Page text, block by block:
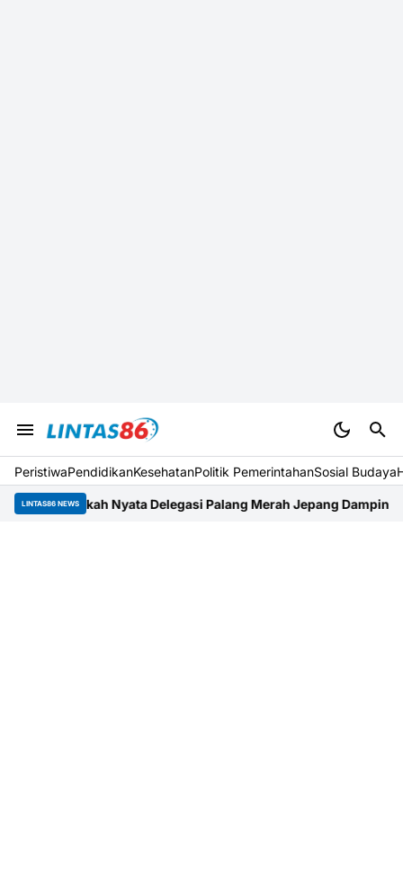
PeristiwaPendidikanKesehatanPolitik PemerintahanSosial Budaya
LINTAS86 NEWS
Nyata Delegasi Palang Merah Jepang Dampingi Relawan